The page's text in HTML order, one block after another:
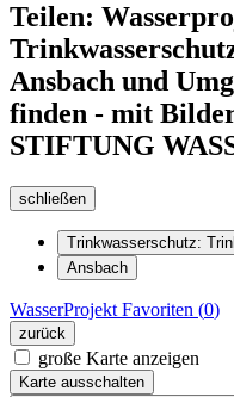
Teilen:
Ansbach und
finden - mit
STIFTUNG
schließen
Trinkwasserschutz:
Ansbach
WasserProjekt Favoriten (0)
zurück
große Karte anzeigen
Karte ausschalten